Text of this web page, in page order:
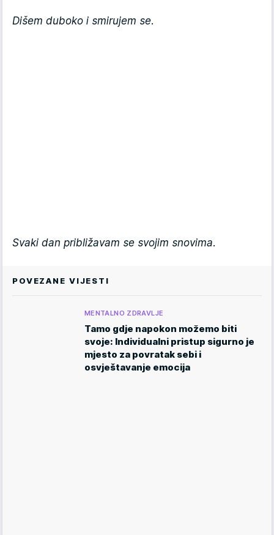
Dišem duboko i smirujem se.
Svaki dan približavam se svojim snovima.
POVEZANE VIJESTI
MENTALNO ZDRAVLJE
Tamo gdje napokon možemo biti
svoje: Individualni pristup sigurno je
mjesto za povratak sebi i
osvještavanje emocija